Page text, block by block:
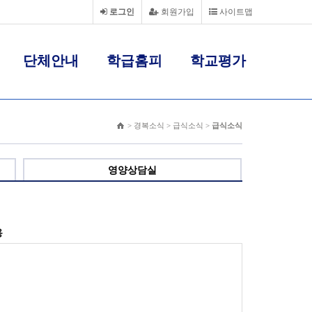
사이트맵
회원가입
로그인
단체안내 학급홈피 학교평가
> 경복소식 > 급식소식 > 급식소식
영양상담실